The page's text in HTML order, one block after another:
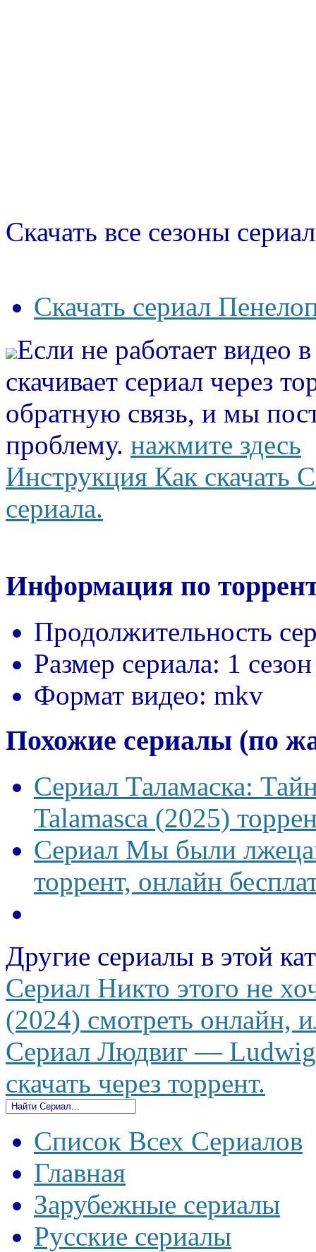
Скачать все сезоны
Скачать сериал
Если не работает видео
скачивает сериал через
обратную связь, и мы
проблему. нажмите здесь
Инструкция Как скачать
сериала.
Информация по
Продолжительность
Размер сериала: 1
Формат видео: mkv
Похожие сериалы (по
Сериал Таламаска:
Talamasca (2025)
Сериал Мы были
торрент, онлайн
Другие сериалы в этой
Сериал Никто этого не
(2024) смотреть онлайн,
Сериал Людвиг — Ludwig
скачать через торрент.
Список Всех Сериалов
Главная
Зарубежные сериалы
Русские сериалы